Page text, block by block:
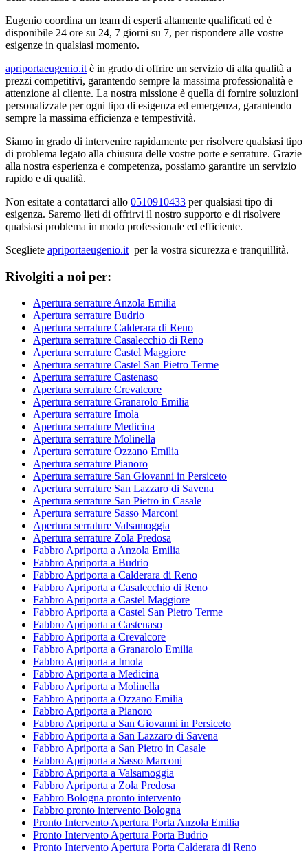
Eugenio coordina un team di esperti altamente qualificati ed è
disponibile 24 ore su 24, 7 giorni su 7, per rispondere alle vostre
esigenze in qualsiasi momento.
apriportaeugenio.it è in grado di offrire un servizio di alta qualità a
prezzi competitivi, garantendo sempre la massima professionalità e
attenzione al cliente. La nostra missione è quella di fornire soluzioni
personalizzate per ogni tipo di esigenza ed emergenza, garantendo
sempre la massima efficienza e tempestività.
Siamo in grado di intervenire rapidamente per risolvere qualsiasi tipo
di problema legato alla chiusura delle vostre porte e serrature. Grazie
alla nostra esperienza e competenza, possiamo garantire un servizio
rapido e di qualità.
Non esitate a contattarci allo 0510910433 per qualsiasi tipo di
esigenza. Saremo lieti di offrirvi il nostro supporto e di risolvere
qualsiasi problema in modo professionale ed efficiente.
Scegliete apriportaeugenio.it per la vostra sicurezza e tranquillità.
Rivolgiti a noi per:
Apertura serrature Anzola Emilia
Apertura serrature Budrio
Apertura serrature Calderara di Reno
Apertura serrature Casalecchio di Reno
Apertura serrature Castel Maggiore
Apertura serrature Castel San Pietro Terme
Apertura serrature Castenaso
Apertura serrature Crevalcore
Apertura serrature Granarolo Emilia
Apertura serrature Imola
Apertura serrature Medicina
Apertura serrature Molinella
Apertura serrature Ozzano Emilia
Apertura serrature Pianoro
Apertura serrature San Giovanni in Persiceto
Apertura serrature San Lazzaro di Savena
Apertura serrature San Pietro in Casale
Apertura serrature Sasso Marconi
Apertura serrature Valsamoggia
Apertura serrature Zola Predosa
Fabbro Apriporta a Anzola Emilia
Fabbro Apriporta a Budrio
Fabbro Apriporta a Calderara di Reno
Fabbro Apriporta a Casalecchio di Reno
Fabbro Apriporta a Castel Maggiore
Fabbro Apriporta a Castel San Pietro Terme
Fabbro Apriporta a Castenaso
Fabbro Apriporta a Crevalcore
Fabbro Apriporta a Granarolo Emilia
Fabbro Apriporta a Imola
Fabbro Apriporta a Medicina
Fabbro Apriporta a Molinella
Fabbro Apriporta a Ozzano Emilia
Fabbro Apriporta a Pianoro
Fabbro Apriporta a San Giovanni in Persiceto
Fabbro Apriporta a San Lazzaro di Savena
Fabbro Apriporta a San Pietro in Casale
Fabbro Apriporta a Sasso Marconi
Fabbro Apriporta a Valsamoggia
Fabbro Apriporta a Zola Predosa
Fabbro Bologna pronto intervento
Fabbro pronto intervento Bologna
Pronto Intervento Apertura Porta Anzola Emilia
Pronto Intervento Apertura Porta Budrio
Pronto Intervento Apertura Porta Calderara di Reno